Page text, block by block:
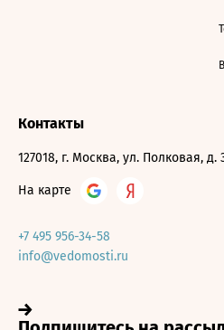
Контакты
127018, г. Москва, ул. Полковая, д.
На карте
+7 495 956-34-58
info@vedomosti.ru